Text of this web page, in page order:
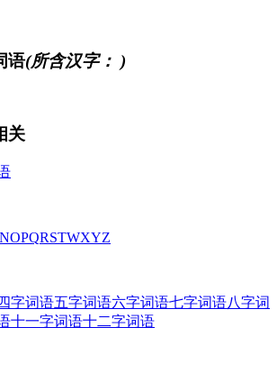
语(所含汉字： )
关
NOPQRSTWXYZ
四字词语五字词语六字词语七字词语八字词
十一字词语十二字词语